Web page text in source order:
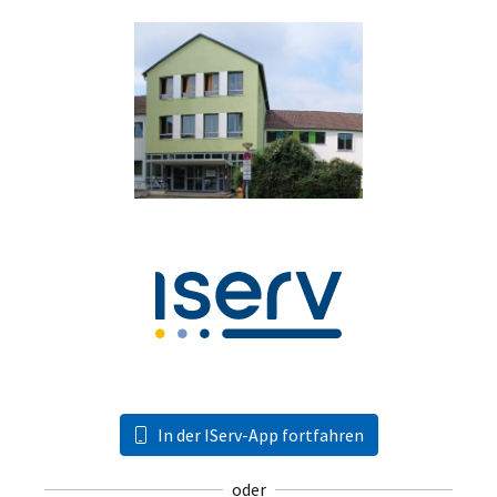
In der IServ-App fortfahren
oder